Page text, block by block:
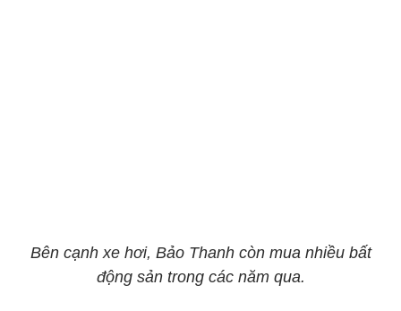
Bên cạnh xe hơi, Bảo Thanh còn mua nhiều bất
động sản trong các năm qua.